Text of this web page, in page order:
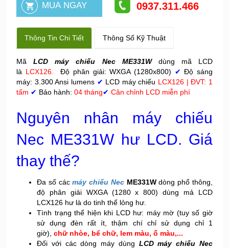
0937.311.466
Thông Tin Chi Tiết Thông Số Kỹ Thuật
MãLCD máy chiếu Nec ME331Wdùng mã LCD
là LCX126. Độ phân giải: WXGA (1280x800) ✔ Độ sáng
máy: 3.300 Ansi lumens ✔ LCD máy chiếu LCX126 | ĐVT: 1
tấm ✔ Bảo hành: 04 tháng✔ Cân chỉnh LCD miễn phí
Nguyên nhân máy chiếu
Nec ME331W hư LCD. Giá
thay thế?
Đa số cácmáy chiếu Nec ME331Wdòng phổ thông,
độ phân giải WXGA (1280 x 800) dùng mả LCD
LCX126 hư là do tinh thể lỏng hư.
Tình trạng thể hiện khi LCD hư: máy mờ (tuy số giờ
sử dụng đèn rất ít, thậm chí chỉ sử dụng chỉ 1
giờ), chữ nhòe, bể chữ, lem màu, ố màu,...
Đối với các dòng máy dùng LCD máy chiếu Nec